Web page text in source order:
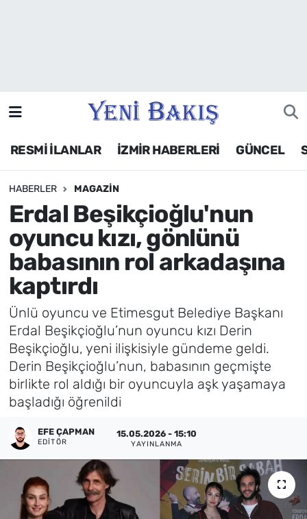
RESMİ İLANLAR İZMİR HABERLERİ GÜNCEL
HABERLER MAGAZIN
Erdal Beşikçioğlu'nun
oyuncu kızı, gönlünü
babasının rol arkadaşına
kaptırdı
Ünlü oyuncu ve Etimesgut Belediye Başkanı
Erdal Beşikçioğlu’nun oyuncu kızı Derin
Beşikçioğlu, yeni ilişkisiyle gündeme geldi.
Derin Beşikçioğlu’nun, babasının geçmişte
birlikte rol aldığı bir oyuncuyla aşk yaşamaya
başladığı öğrenildi
EFE ÇAPMAN
EDITÖR
15.05.2026 - 15:10
YAYINLANMA
Siyaset
Asayiş / Polis-Adliye
Spor
Magazin
Foto Galeri
Künye
İletişim